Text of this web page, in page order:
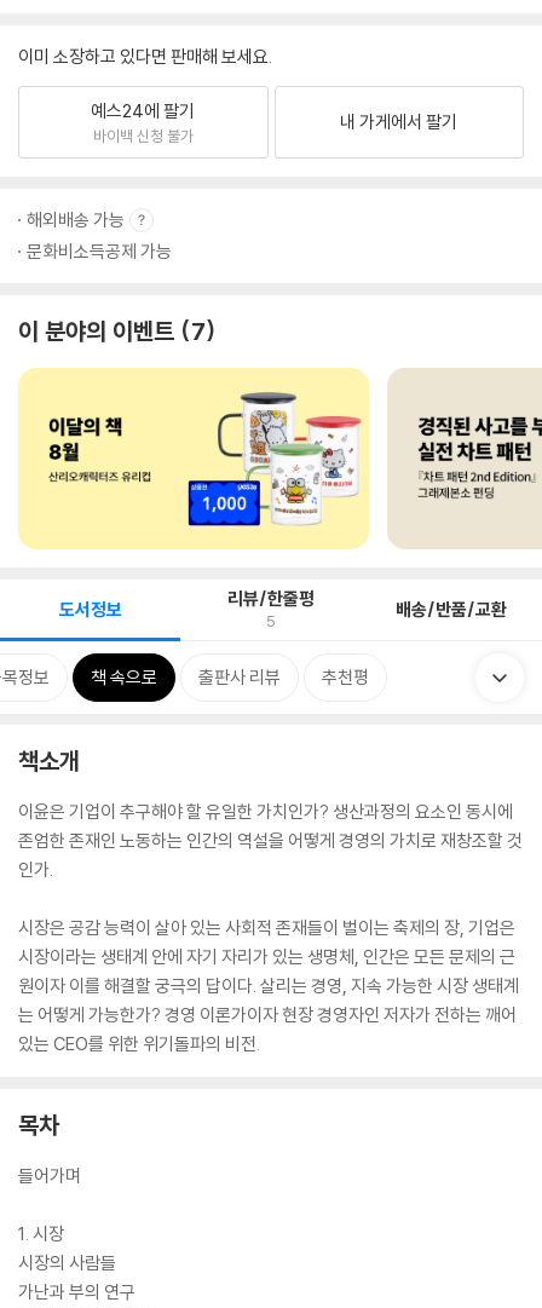
이미 소장하고 있다면 판매해 보세요.
예스24에 팔기
바이백 신청 불가
내 가게에서 팔기
해외배송 가능
문화비소득공제 가능
이 분야의 이벤트 7
도서정보 리뷰/한줄평
5 배송/반품/교환
정보 책 속으로 출판사 리뷰 추천평
책소개
이윤은 기업이 추구해야 할 유일한 가치인가? 생산과정의 요소인 동시에
존엄한 존재인 노동하는 인간의 역설을 어떻게 경영의 가치로 재창조할 것
인가.
시장은 공감 능력이 살아 있는 사회적 존재들이 벌이는 축제의 장, 기업은
시장이라는 생태계 안에 자기 자리가 있는 생명체, 인간은 모든 문제의 근
원이자 이를 해결할 궁극의 답이다. 살리는 경영, 지속 가능한 시장 생태계
는 어떻게 가능한가? 경영 이론가이자 현장 경영자인 저자가 전하는 깨어
있는 CEO를 위한 위기돌파의 비전.
목차
들어가며
1. 시장
시장의 사람들
가난과 부의 연구